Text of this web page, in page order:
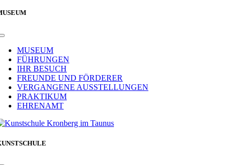
Toggle
NavigationMUSEUM
FÜHRUNGEN
IHR BESUCH
FREUNDE UND FÖRDERER
VERGANGENE AUSSTELLUNGEN
PRAKTIKUM
EHRENAMT